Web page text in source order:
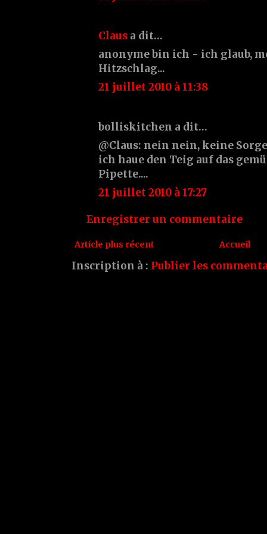
Claus a dit…
anonyme bin ich - ich glaub,
Hitzschlag...
21 juillet 2010 à 11:38
bolliskitchen a dit…
@Claus: nein nein, keine
ich haue den Teig auf das
Pipette....
21 juillet 2010 à 17:27
Enregistrer un commentaire
Article plus récent Accueil
Inscription à : Publier les